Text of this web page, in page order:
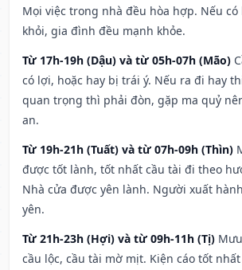
Mọi việc trong nhà đều hòa hợp. Nếu
khỏi, gia đình đều mạnh khỏe.
Từ 17h-19h (Dậu) và từ 05h-07h (Mão)
có lợi, hoặc hay bị trái ý. Nếu ra đi hay
quan trọng thì phải đòn, gặp ma quỷ
an.
Từ 19h-21h (Tuất) và từ 07h-09h (Thìn)
được tốt lành, tốt nhất cầu tài đi theo
Nhà cửa được yên lành. Người xuất
yên.
Từ 21h-23h (Hợi) và từ 09h-11h (Tị)
cầu lộc, cầu tài mờ mịt. Kiện cáo tốt